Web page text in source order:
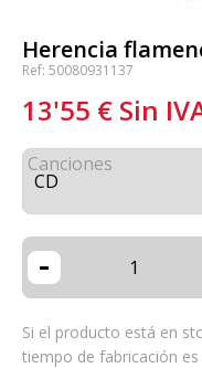
Herencia
Ref: 50080931137
13'55 € Sin
Canciones
-
Si el producto está en
tiempo de fabricación